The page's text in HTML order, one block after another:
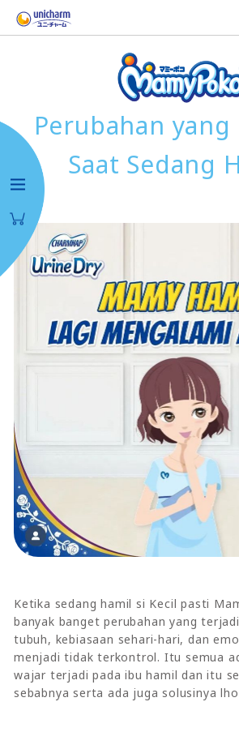
Perubahan
Saat Sedang
Ketika sedang hamil si Kecil pasti
banyak banget perubahan yang
tubuh, kebiasaan sehari-hari, dan
menjadi tidak terkontrol. Itu semua
wajar terjadi pada ibu hamil dan itu
sebabnya serta ada juga solusinya